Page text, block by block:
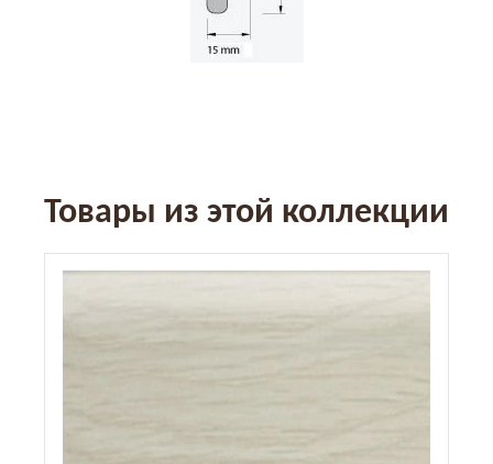
Товары из этой коллекции